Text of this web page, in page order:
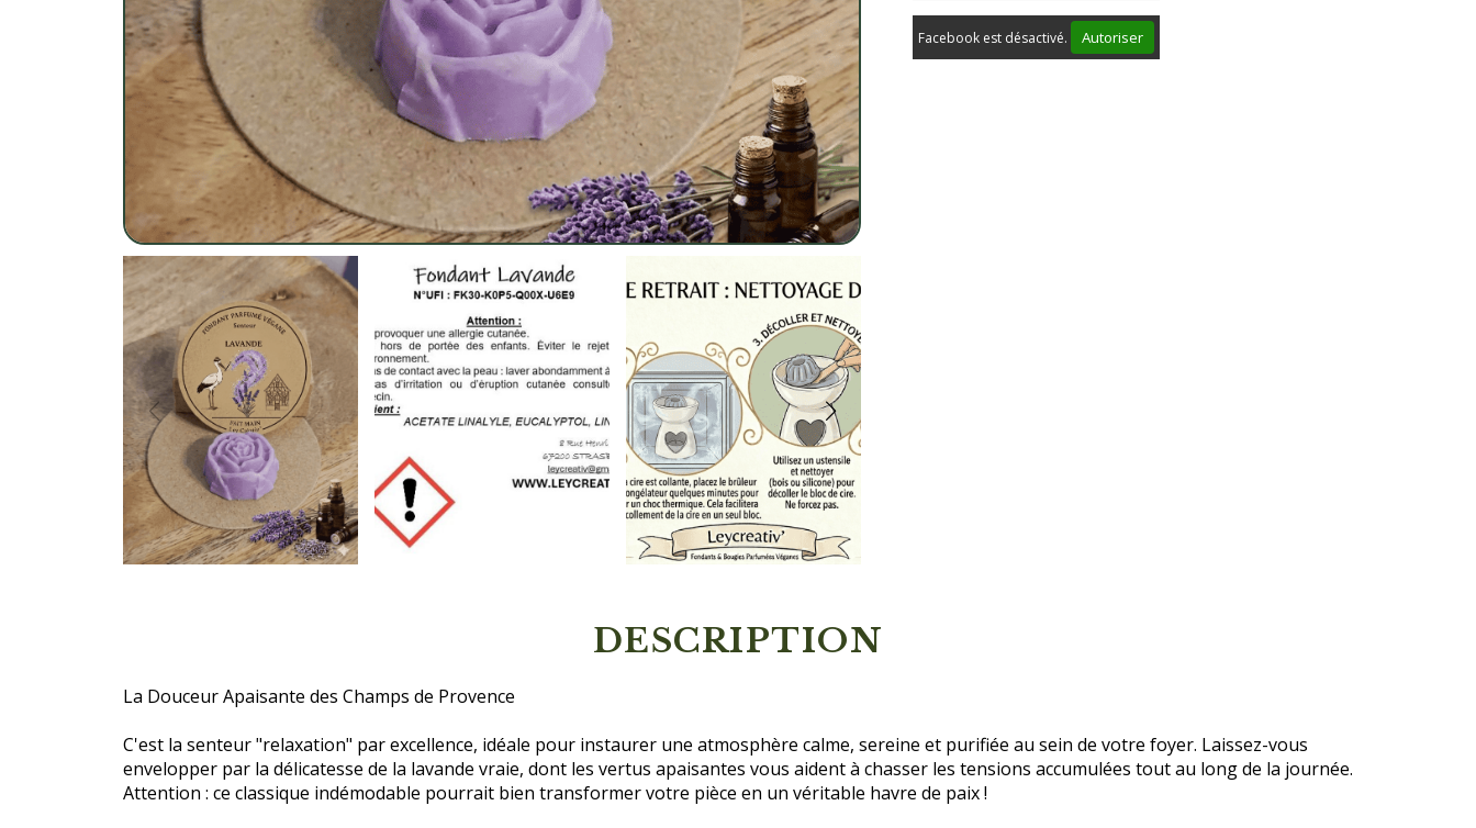
Facebook est désactivé. Autoriser
DESCRIPTION
La Douceur Apaisante des Champs de Provence
C'est la senteur "relaxation" par excellence, idéale pour instaurer une atmosphère calme, sereine et purifiée au sein de votre foyer. Laissez-vous
envelopper par la délicatesse de la lavande vraie, dont les vertus apaisantes vous aident à chasser les tensions accumulées tout au long de la journée.
Attention : ce classique indémodable pourrait bien transformer votre pièce en un véritable havre de paix !